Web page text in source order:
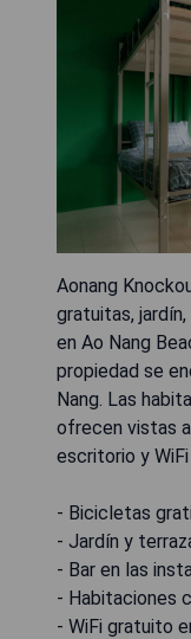
Aonang
gratuitas,
en Ao Nang
propiedad se
Nang. Las
ofrecen vistas
escritorio y
- Bicicletas
- Jardín y
- Bar en las
- Habitaciones
- WiFi gratuito